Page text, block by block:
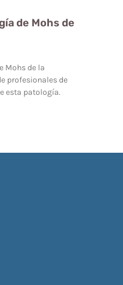
de Mohs de
Mohs de la
profesionales de
esta patología.